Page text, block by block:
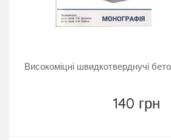
Високоміцні швидкотверднучі
140 грн